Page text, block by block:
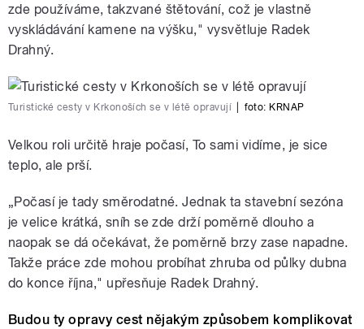
zde používáme, takzvané štětování, což je vlastně
vyskládávání kamene na výšku," vysvětluje Radek
Drahný.
Turistické cesty v Krkonoších se v létě opravují foto: KRNAP
Velkou roli určitě hraje počasí, To sami vidíme, je sice
teplo, ale prší.
„Počasí je tady směrodatné. Jednak ta stavební sezóna
je velice krátká, sníh se zde drží poměrně dlouho a
naopak se dá očekávat, že poměrně brzy zase napadne.
Takže práce zde mohou probíhat zhruba od půlky dubna
do konce října," upřesňuje Radek Drahný.
Budou ty opravy cest nějakým způsobem komplikovat